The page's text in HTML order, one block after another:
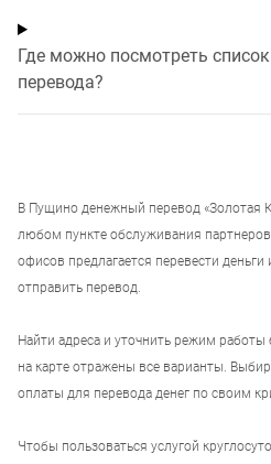
Где можно посмотреть
перевода?
В Пущино денежный перевод «Золотая
любом пункте обслуживания
офисов предлагается перевести деньги
отправить перевод.
Найти адреса и уточнить режим
на карте отражены все варианты.
оплаты для перевода денег по своим
Чтобы пользоваться услугой